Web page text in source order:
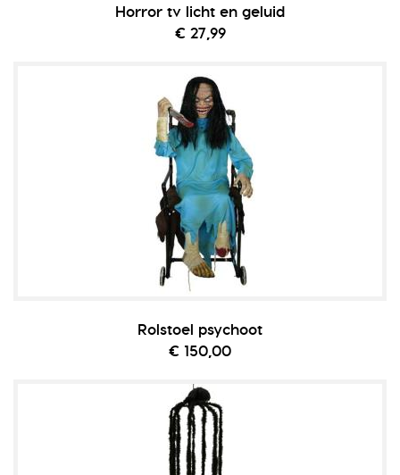
Horror tv licht en geluid
€ 27,99
Rolstoel psychoot
€ 150,00